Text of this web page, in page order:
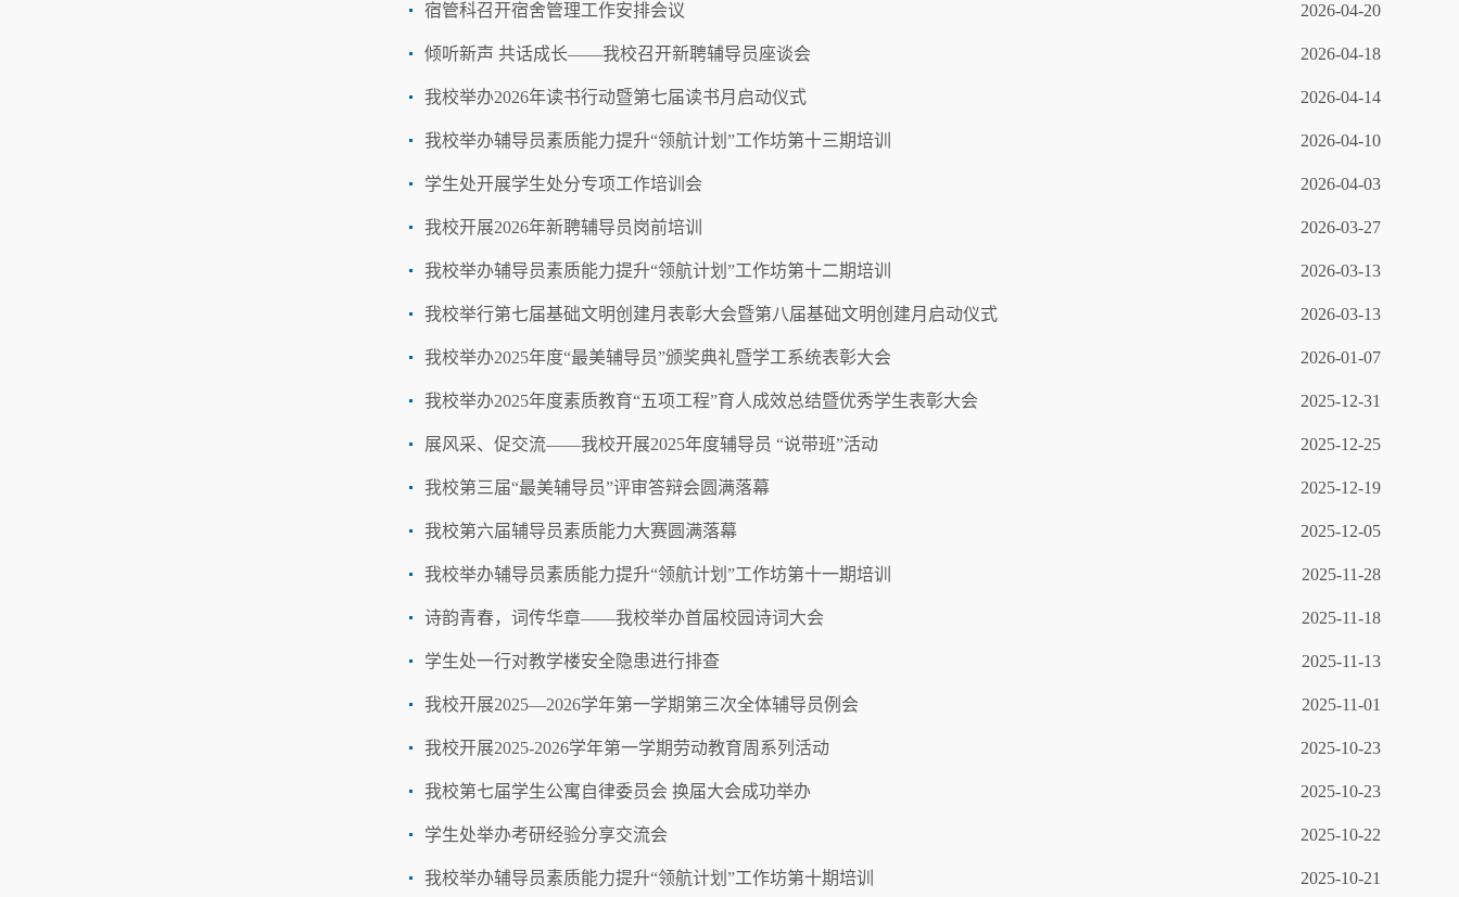
宿管科召开宿舍管理工作安排会议 2026-04-20
倾听新声 共话成长——我校召开新聘辅导员座谈会 2026-04-18
我校举办2026年读书行动暨第七届读书月启动仪式 2026-04-14
我校举办辅导员素质能力提升“领航计划”工作坊第十三期培训 2026-04-10
学生处开展学生处分专项工作培训会 2026-04-03
我校开展2026年新聘辅导员岗前培训 2026-03-27
我校举办辅导员素质能力提升“领航计划”工作坊第十二期培训 2026-03-13
我校举行第七届基础文明创建月表彰大会暨第八届基础文明创建月启动仪式 2026-03-13
我校举办2025年度“最美辅导员”颁奖典礼暨学工系统表彰大会 2026-01-07
我校举办2025年度素质教育“五项工程”育人成效总结暨优秀学生表彰大会 2025-12-31
展风采、促交流——我校开展2025年度辅导员 “说带班”活动 2025-12-25
我校第三届“最美辅导员”评审答辩会圆满落幕 2025-12-19
我校第六届辅导员素质能力大赛圆满落幕 2025-12-05
我校举办辅导员素质能力提升“领航计划”工作坊第十一期培训 2025-11-28
诗韵青春，词传华章——我校举办首届校园诗词大会 2025-11-18
学生处一行对教学楼安全隐患进行排查 2025-11-13
我校开展2025—2026学年第一学期第三次全体辅导员例会 2025-11-01
我校开展2025-2026学年第一学期劳动教育周系列活动 2025-10-23
我校第七届学生公寓自律委员会 换届大会成功举办 2025-10-23
学生处举办考研经验分享交流会 2025-10-22
我校举办辅导员素质能力提升“领航计划”工作坊第十期培训 2025-10-21